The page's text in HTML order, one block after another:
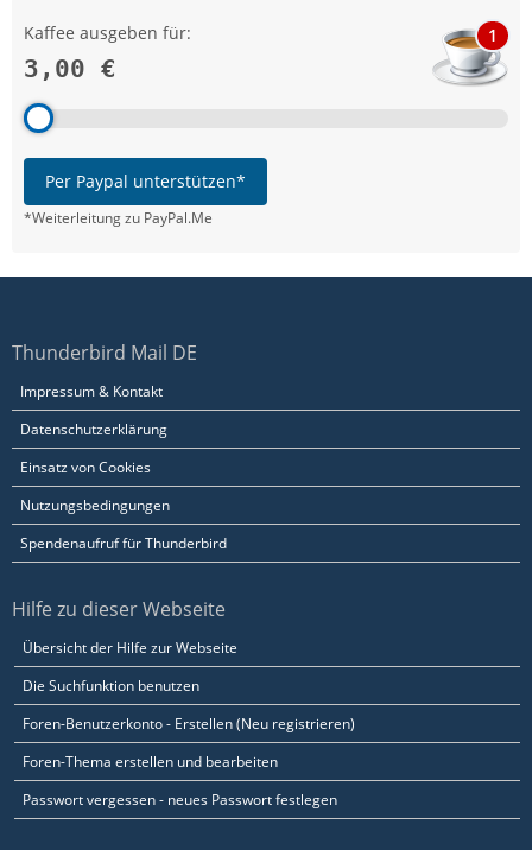
Kaffee ausgeben für:
3,00 €
1
Per Paypal unterstützen*
*Weiterleitung zu PayPal.Me
Thunderbird Mail DE
Impressum & Kontakt
Datenschutzerklärung
Einsatz von Cookies
Nutzungsbedingungen
Spendenaufruf für Thunderbird
Hilfe zu dieser Webseite
Übersicht der Hilfe zur Webseite
Die Suchfunktion benutzen
Foren-Benutzerkonto - Erstellen (Neu registrieren)
Foren-Thema erstellen und bearbeiten
Passwort vergessen - neues Passwort festlegen